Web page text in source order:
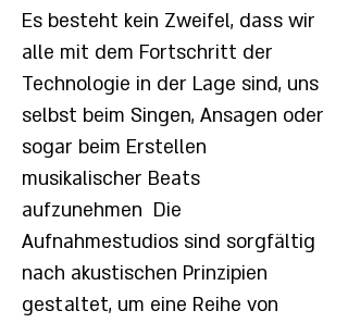
Es besteht kein Zweifel, dass wir
alle mit dem Fortschritt der
Technologie in der Lage sind, uns
selbst beim Singen, Ansagen oder
sogar beim Erstellen
musikalischer Beats
aufzunehmen Die
Aufnahmestudios sind sorgfältig
nach akustischen Prinzipien
gestaltet, um eine Reihe von